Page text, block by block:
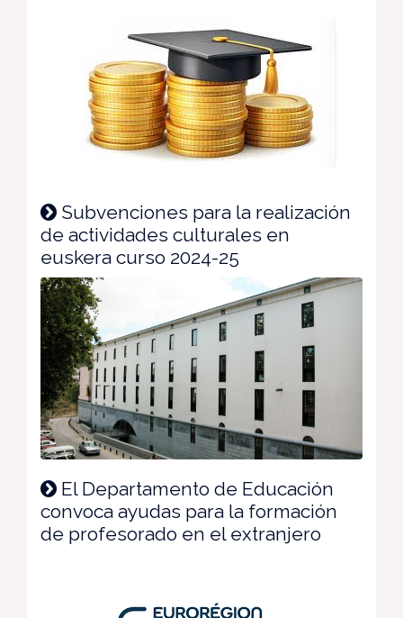
Subvenciones para la realización
de actividades culturales en
euskera curso 2024-25
El Departamento de Educación
convoca ayudas para la formación
de profesorado en el extranjero